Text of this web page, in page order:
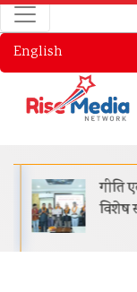
English
गीति
विशेष